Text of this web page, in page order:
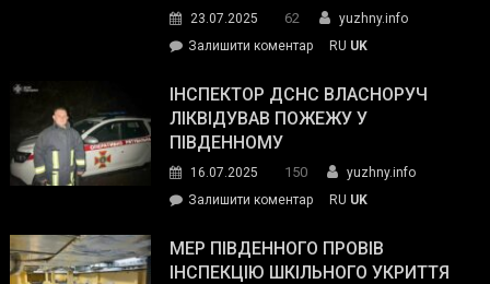
гуманітарну
допомогу
23.07.2025 62
yuzhny.info
Залишити коментарon
провів
нараду
силових
та
органів:
«Наш
RU UK
ІНСПЕКТОР ДСНС ВЛАСНОРУЧ
ЛІКВІДУВАВ ПОЖЕЖУ У
ПІВДЕННОМУ
16.07.2025 150
yuzhny.info
Залишити коментарon
ДСНС
власноруч
RU UK
МЕР ПІВДЕННОГО ПРОВІВ
ІНСПЕКЦІЮ ШКІЛЬНОГО УКРИТТЯ